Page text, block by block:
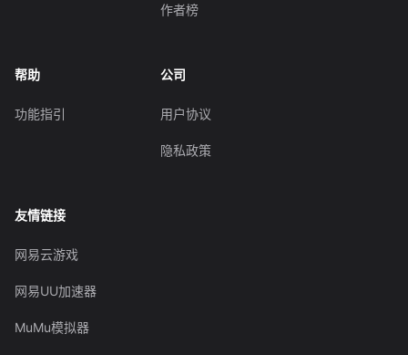
作者榜
帮助
功能指引
公司
用户协议
隐私政策
友情链接
网易云游戏
网易UU加速器
MuMu模拟器